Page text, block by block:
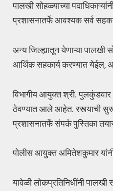
पालखी सोहळ्याच्या
प्रशासनातर्फे आवश्यक सर्व
अन्य जिल्ह्यातून येणाऱ्या पालखी
आर्थिक सहकार्य करण्यात येईल,
विभागीय आयुक्त श्री. पुलकुंडवार
ठेवण्यात आले आहेत. रस्त्याची सुरू
प्रशासनातर्फे संपर्क पुस्तिका
पोलीस आयुक्त अमितेशकुमार यांनी
यावेळी लोकप्रतिनिधींनी